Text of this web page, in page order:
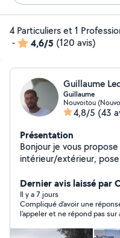
4 Particuliers et 1
-
4,6/5 (120 avis)
Guillaume
Guillaume
Nouvoitou
4,8/5 (43
Présentation
Bonjour je vous
intérieur/extérieur,
dans le bâtiment depuis 15ans.
avez plus de questions
Dernier avis laissé par
Il y a 7 jours
Compliqué d’avoir une
l’appeler et ne répond pas